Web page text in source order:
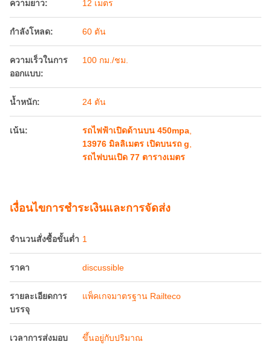
ความยาว: 12 เมตร
กำลังโหลด: 60 ตัน
ความเร็วในการ
ออกแบบ:
100 กม./ชม.
น้ำหนัก: 24 ตัน
เน้น: รถไฟฟ้าเปิดด้านบน 450mpa
13976 มิลลิเมตร เปิดบนรถ g
รถไฟบนเปิด 77 ตารางเมตร
เงื่อนไขการชําระเงินและการจัดส่ง
จำนวนสั่งซื้อขั้นต่ำ 1
ราคา discussible
รายละเอียดการ
บรรจุ
แพ็คเกจมาตรฐาน Railteco
เวลาการส่งมอบ ขึ้นอยู่กับปริมาณ